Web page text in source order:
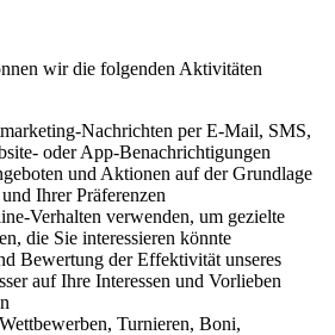
wir die folgenden Aktivitäten
Nachrichten per E-Mail, SMS,
oder App-Benachrichtigungen
und Aktionen auf der Grundlage
Ihrer Präferenzen
Verhalten verwenden, um gezielte
die Sie interessieren könnte
Bewertung der Effektivität unseres
auf Ihre Interessen und Vorlieben
Turnieren, Boni,